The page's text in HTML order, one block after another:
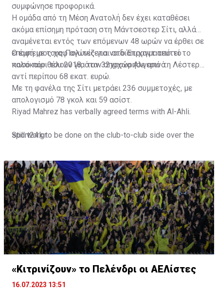
συμφώνησε προφορικά.
Η ομάδα από τη Μέση Ανατολή δεν έχει καταθέσει
ακόμα επίσημη πρόταση στη Μάντσεστερ Σίτι, αλλά
αναμένεται εντός των επόμενων 48 ωρών να έρθει σε
επαφή με τους Πολίτες για να διαπραγματευτεί το
ποσό που θέλουν για τον 32χρονο Αλγερινό.
Ο έμπειρος χαφ αγωνίζεται στο Έτιχαντ από το
καλοκαίρι του 2018, όταν αποχώρησε από τη Λέστερ
αντί περίπου 68 εκατ. ευρώ.
Με τη φανέλα της Σίτι μετράει 236 συμμετοχές, με
απολογισμό 78 γκολ και 59 ασίστ.
Riyad Mahrez has verbally agreed terms with Al-Ahli.
Still work to be done on the club-to-club side over the
Not a done deal yet, but Mahrez is keen on the move and
Al-Ahli hope to move fast.🇸🇦
pic.twitter.com/Z0SmniQXIP
— Ben Jacobs (@JacobsBen)July 15, 2023
sport24.gr
«Κιτρινίζουν» το Πελένδρι οι ΑΕΛίστες
16.07.2023 13:51